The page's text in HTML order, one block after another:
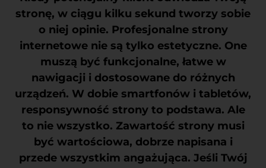
stronę, w ciągu kilku sekund tworzy sobie
o niej opinie. Profesjonalne strony
internetowenie są tylko estetyczne. One
muszą być funkcjonalne, łatwe w
nawigacji i dostosowane do różnych
urządzeń. W dobie smartfonów i tabletów,
responsywność strony to podstawa. Ale
to nie wszystko. Zawartość strony musi
być wartościowa, dobrze napisana i
przede wszystkim angażująca. Jeśli Twój